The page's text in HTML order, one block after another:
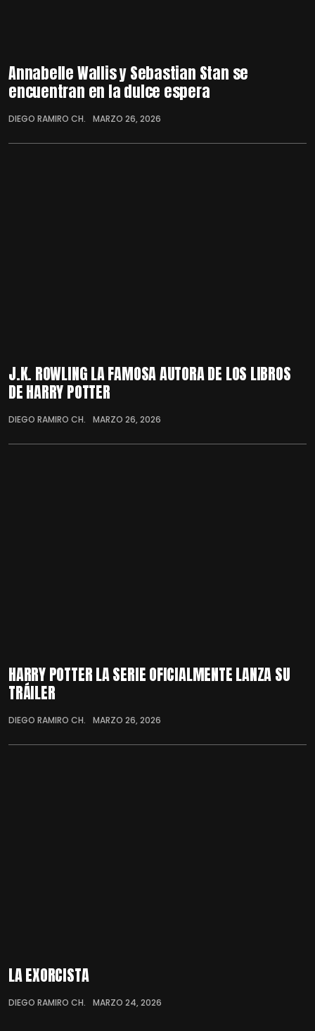
Annabelle Wallis y Sebastian Stan se
encuentran en la dulce espera
DIEGO RAMIRO CH. MARZO 26, 2026
J.K. ROWLING LA FAMOSA AUTORA DE LOS LIBROS
DE HARRY POTTER
DIEGO RAMIRO CH. MARZO 26, 2026
HARRY POTTER LA SERIE OFICIALMENTE LANZA SU
TRÁILER
DIEGO RAMIRO CH. MARZO 26, 2026
LA EXORCISTA
DIEGO RAMIRO CH. MARZO 24, 2026